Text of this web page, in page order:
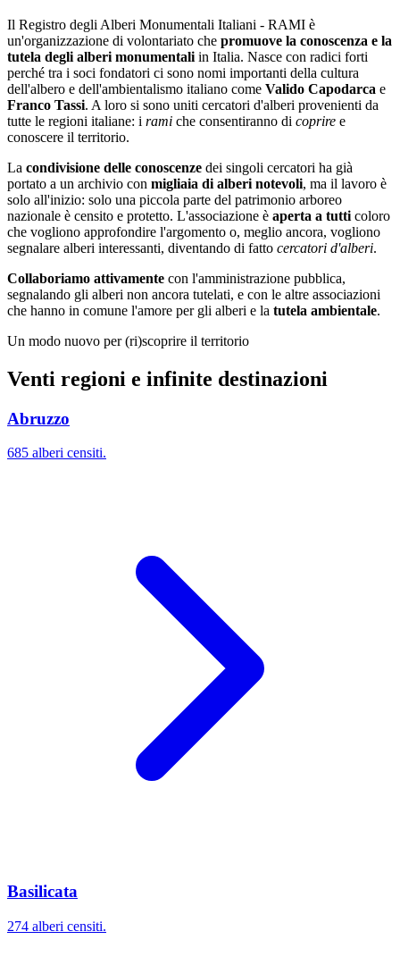
Il Registro degli Alberi Monumentali Italiani - RAMI è
un'organizzazione di volontariato che promuove la conoscenza e la
tutela degli alberi monumentali in Italia. Nasce con radici forti
perché tra i soci fondatori ci sono nomi importanti della cultura
dell'albero e dell'ambientalismo italiano come Valido Capodarca e
Franco Tassi. A loro si sono uniti cercatori d'alberi provenienti da
tutte le regioni italiane: i rami che consentiranno di coprire e
conoscere il territorio.
La condivisione delle conoscenze dei singoli cercatori ha già
portato a un archivio con migliaia di alberi notevoli, ma il lavoro è
solo all'inizio: solo una piccola parte del patrimonio arboreo
nazionale è censito e protetto. L'associazione è aperta a tutti coloro
che vogliono approfondire l'argomento o, meglio ancora, vogliono
segnalare alberi interessanti, diventando di fatto cercatori d'alberi.
Collaboriamo attivamente con l'amministrazione pubblica,
segnalando gli alberi non ancora tutelati, e con le altre associazioni
che hanno in comune l'amore per gli alberi e la tutela ambientale.
Un modo nuovo per (ri)scoprire il territorio
Venti regioni e infinite destinazioni
Abruzzo
685 alberi censiti.
Basilicata
274 alberi censiti.